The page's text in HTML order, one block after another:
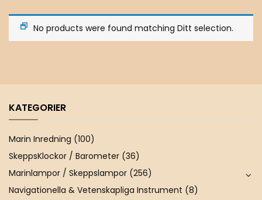
KATEGORIER
Marin Inredning (100)
SkeppsKlockor / Barometer (36)
Marinlampor / Skeppslampor (256)
Navigationella & Vetenskapliga Instrument (8)
No products were found matching Ditt selection.